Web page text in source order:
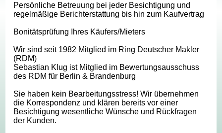
Persönliche Betreuung bei jeder Besichtigung und
regelmäßige Berichterstattung bis hin zum Kaufvertrag
Bonitätsprüfung Ihres Käufers/Mieters
Wir sind seit 1982 Mitglied im Ring Deutscher Makler
(RDM)
Sebastian Klug ist Mitglied im Bewertungsausschuss
des RDM für Berlin & Brandenburg
Sie haben kein Bearbeitungsstress! Wir übernehmen
die Korrespondenz und klären bereits vor einer
Besichtigung wesentliche Wünsche und Rückfragen
der Kunden.